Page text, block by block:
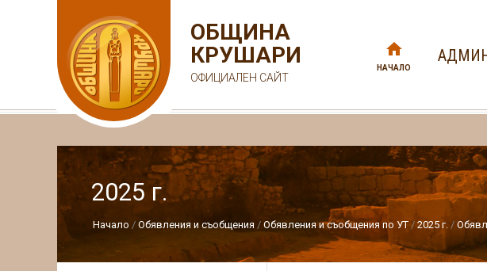
ОБЩИНА
КРУШАРИ
ОФИЦИАЛЕН САЙТ
НАЧАЛО
2025 г.
Начало Обявления и съобщения Обявления и съобщения по УТ 2025 г.